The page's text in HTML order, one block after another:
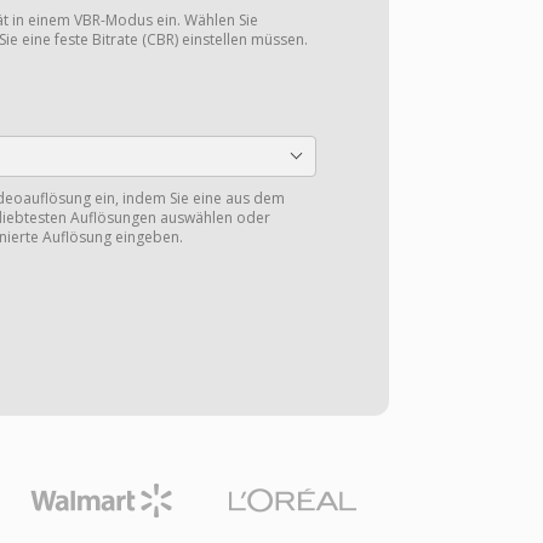
in einem VBR-Modus ein. Wählen Sie
eine feste Bitrate (CBR) einstellen müssen.
ein, indem Sie eine aus dem
Auflösungen auswählen oder
Auflösung eingeben.